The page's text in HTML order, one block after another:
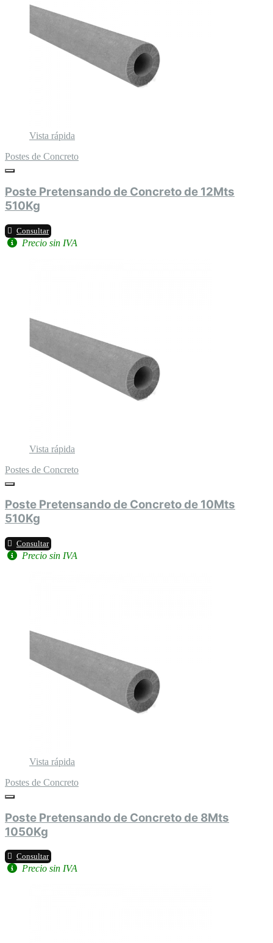
Vista rápida
Postes de Concreto
Poste Pretensando de Concreto de 12Mts
510Kg
Consultar
Precio sin IVA
Vista rápida
Postes de Concreto
Poste Pretensando de Concreto de 10Mts
510Kg
Consultar
Precio sin IVA
Vista rápida
Postes de Concreto
Poste Pretensando de Concreto de 8Mts
1050Kg
Consultar
Precio sin IVA